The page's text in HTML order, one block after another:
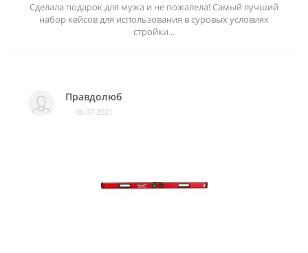
Сделала подарок для мужа и не пожалела! Самый лучший
набор кейсов для использования в суровых условиях
стройки ..
Правдолюб
06.07.2021